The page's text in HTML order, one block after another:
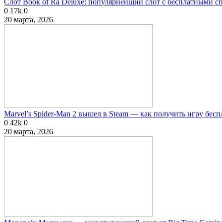
Слот Book of Ra Deluxe: популярнейший слот с бесплатными
0 17k 0
20 марта, 2026
Marvel’s Spider-Man 2 вышел в Steam — как получить игру
0 42k 0
20 марта, 2026